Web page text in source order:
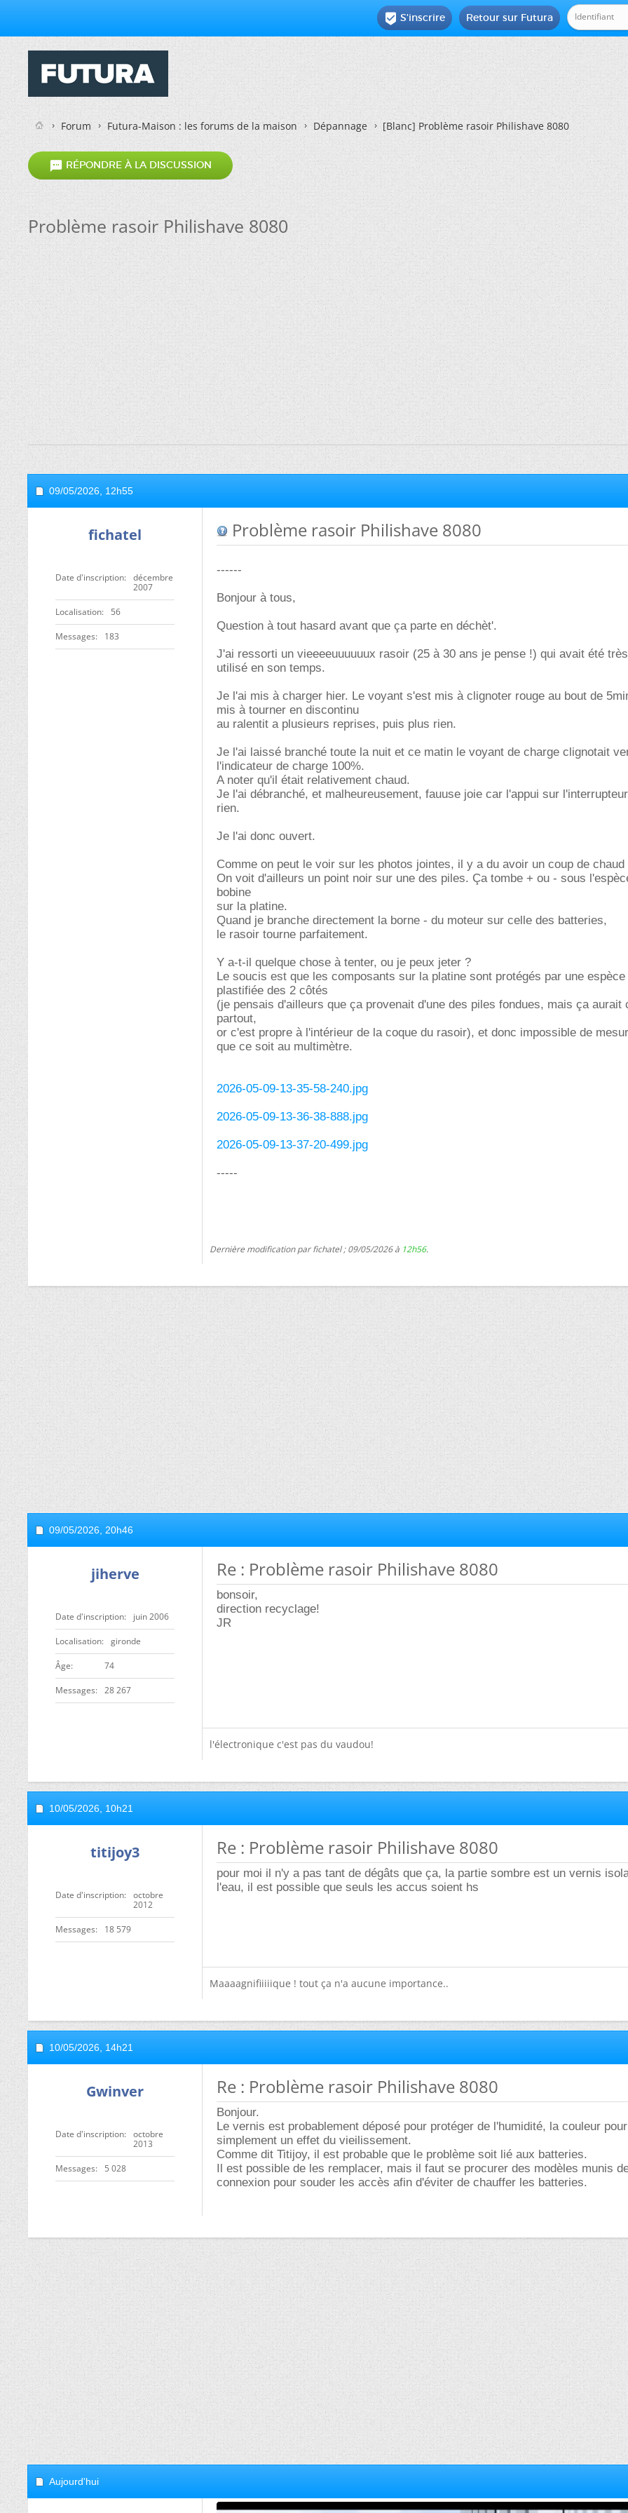
Retour sur Futura
 S'inscrire
Forum Futura-Maison : les forums de la maison Dépannage [Blanc]Problème rasoir Philishave 8080
 RÉPONDRE À LA DISCUSSION
Problème rasoir Philishave 8080
09/05/2026, 12h55
fichatel
Date d'inscription
décembre
2007
Localisation 56
Messages 183
Problème rasoir Philishave 8080
------
Bonjour à tous,
Question à tout hasard avant que ça parte en déchèt'.
J'ai ressorti un vieeeeuuuuuux rasoir (25 à 30 ans je pense !) qui avait été
utilisé en son temps.
Je l'ai mis à charger hier. Le voyant s'est mis à clignoter rouge au bout de
mis à tourner en discontinu
au ralentit a plusieurs reprises, puis plus rien.
Je l'ai laissé branché toute la nuit et ce matin le voyant de charge clignotait
l'indicateur de charge 100%.
A noter qu'il était relativement chaud.
Je l'ai débranché, et malheureusement, fauuse joie car l'appui sur
rien.
Je l'ai donc ouvert.
Comme on peut le voir sur les photos jointes, il y a du avoir un coup de chaud
On voit d'ailleurs un point noir sur une des piles. Ça tombe + ou - sous
bobine
sur la platine.
Quand je branche directement la borne - du moteur sur celle des batteries,
le rasoir tourne parfaitement.
Y a-t-il quelque chose à tenter, ou je peux jeter ?
Le soucis est que les composants sur la platine sont protégés par une
plastifiée des 2 côtés
(je pensais d'ailleurs que ça provenait d'une des piles fondues, mais ça aurait
partout,
or c'est propre à l'intérieur de la coque du rasoir), et donc impossible de
que ce soit au multimètre.
2026-05-09-13-35-58-240.jpg
2026-05-09-13-36-38-888.jpg
2026-05-09-13-37-20-499.jpg
-----
Dernière modification par fichatel ; 09/05/2026 à 12h56.
09/05/2026, 20h46
jiherve
Date d'inscription juin 2006
Localisation gironde
ge 74
Messages 28 267
Re : Problème rasoir Philishave 8080
bonsoir,
direction recyclage!
JR
l'électronique c'est pas du vaudou!
10/05/2026, 10h21
titijoy3
Date d'inscription
octobre
2012
Messages 18 579
Re : Problème rasoir Philishave 8080
pour moi il n'y a pas tant de dégâts que ça, la partie sombre est un vernis
l'eau, il est possible que seuls les accus soient hs
Maaaagnifiiiiique ! tout ça n'a aucune importance..
10/05/2026, 14h21
Gwinver
Date d'inscription
octobre
2013
Messages 5 028
Re : Problème rasoir Philishave 8080
Bonjour.
Le vernis est probablement déposé pour protéger de l'humidité, la couleur
simplement un effet du vieilissement.
Comme dit Titijoy, il est probable que le problème soit lié aux batteries.
Il est possible de les remplacer, mais il faut se procurer des modèles munis
connexion pour souder les accès afin d'éviter de chauffer les batteries.
Aujourd'hui